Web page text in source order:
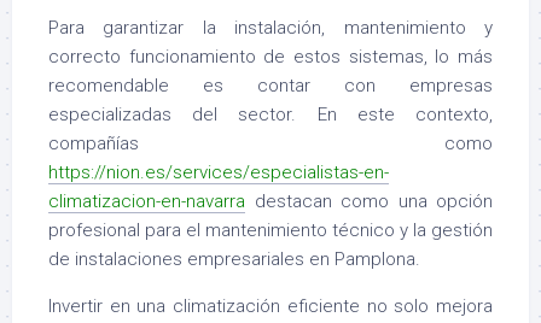
Para garantizar la instalación, mantenimiento y
correcto funcionamiento de estos sistemas, lo más
recomendable es contar con empresas
especializadas del sector. En este contexto,
compañías como
https://nion.es/services/especialistas-en-
climatizacion-en-navarra destacan como una opción
profesional para el mantenimiento técnico y la gestión
de instalaciones empresariales en Pamplona.
Invertir en una climatización eficiente no solo mejora